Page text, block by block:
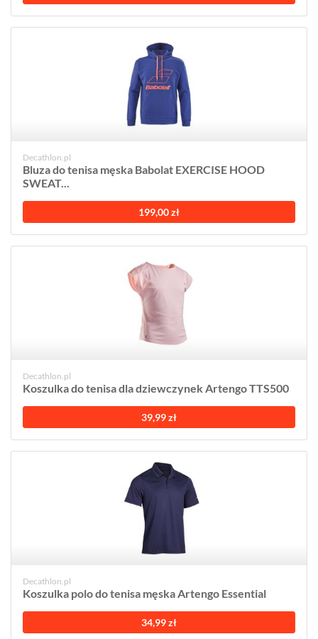
Decathlon.pl
Bluza do tenisa męska Babolat EXERCISE HOOD
SWEAT...
199,00 zł
Decathlon.pl
Koszulka do tenisa dla dziewczynek Artengo TTS500
39,99 zł
Decathlon.pl
Koszulka polo do tenisa męska Artengo Essential
34,99 zł